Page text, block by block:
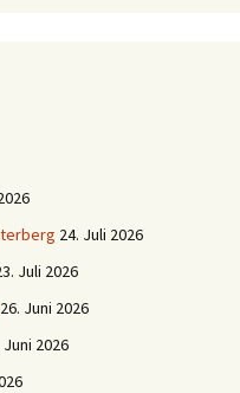
24. Juli 2026
Juli 2026
26. Juni 2026
Juni 2026